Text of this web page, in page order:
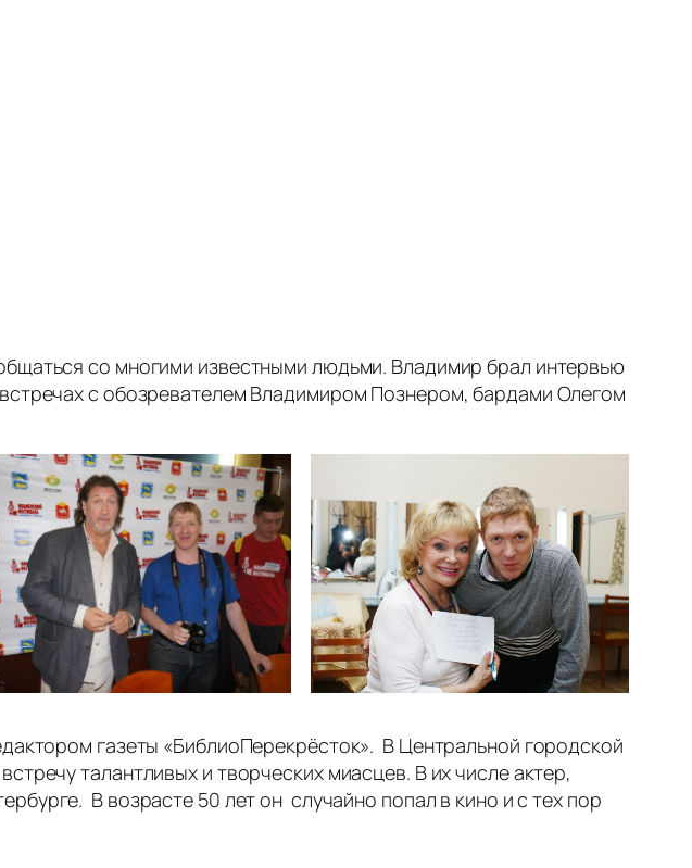
со многими известными людьми. Владимир брал интервью
с обозревателем Владимиром Познером, бардами Олегом
газеты «БиблиоПерекрёсток». В Центральной городской
талантливых и творческих миасцев. В их числе актер,
В возрасте 50 лет он случайно попал в кино и с тех пор